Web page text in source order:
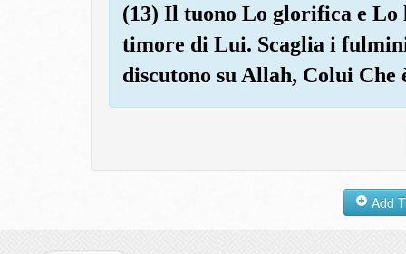
(13) Il tuono Lo glorifica e Lo
timore di Lui. Scaglia i
discutono su Allah, Colui